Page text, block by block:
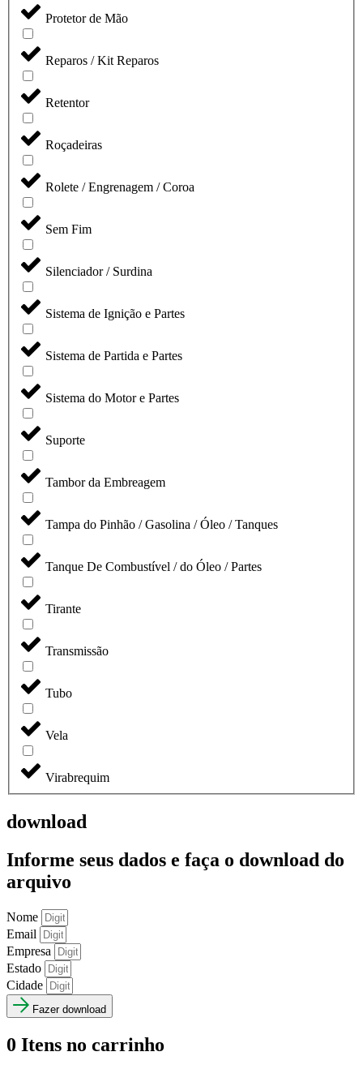
Protetor de Mão
Reparos / Kit Reparos
Retentor
Roçadeiras
Rolete / Engrenagem / Coroa
Sem Fim
Silenciador / Surdina
Sistema de Ignição e Partes
Sistema de Partida e Partes
Sistema do Motor e Partes
Suporte
Tambor da Embreagem
Tampa do Pinhão / Gasolina / Óleo / Tanques
Tanque De Combustível / do Óleo / Partes
Tirante
Transmissão
Tubo
Vela
Virabrequim
download
Informe seus dados e faça o download do
arquivo
Nome
Email
Empresa
Estado
Cidade
Fazer download
0 Itens no carrinho